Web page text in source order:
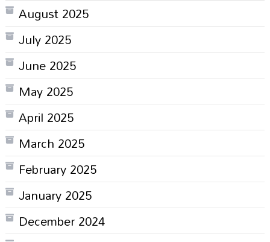
August 2025
July 2025
June 2025
May 2025
April 2025
March 2025
February 2025
January 2025
December 2024